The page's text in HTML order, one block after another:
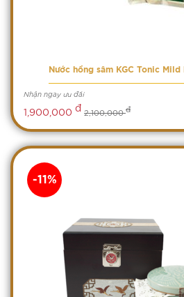
Nước hồng sâm KGC Tonic
Nhận ngay ưu đãi
1,900,000 đ 2,100,000đ
-11%